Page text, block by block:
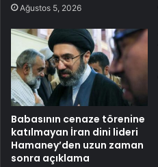
Ağustos 5, 2026
Babasının cenaze törenine
katılmayan İran dini lideri
Hamaney’den uzun zaman
sonra açıklama